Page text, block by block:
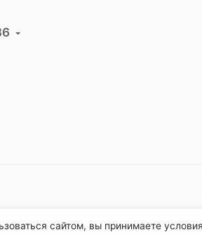
сайтом, вы принимаете условия